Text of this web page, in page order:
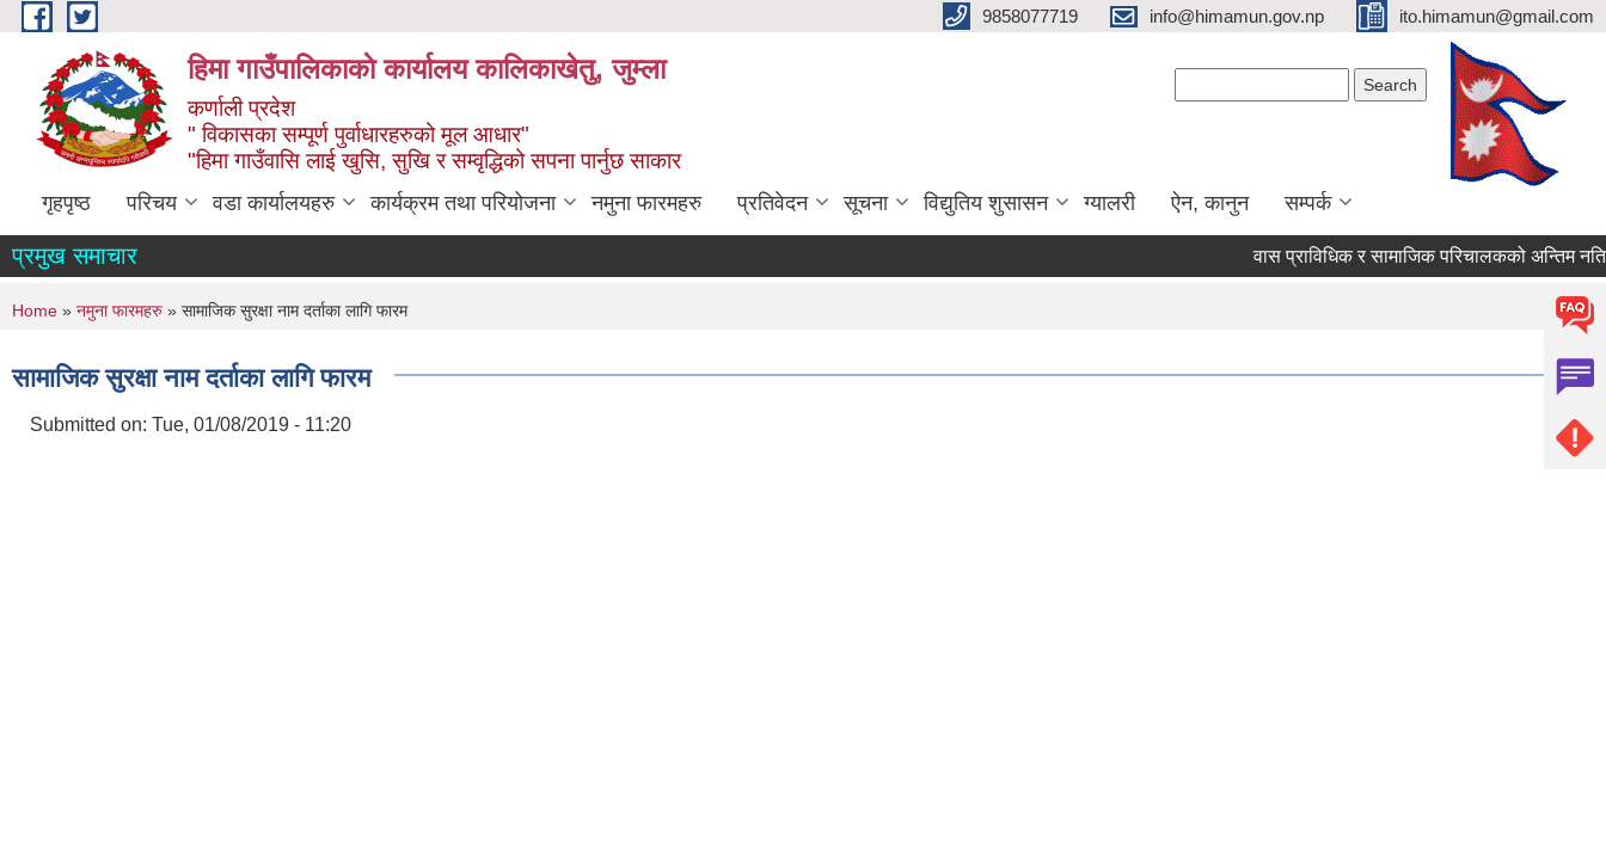
Skip to main content 9858077719 info@himamun.gov.np ito.himamun@gmail.com
हिमा गाउँपालिकाकाे कार्यालय कालिकाखेतु, जुम्ला
कर्णाली प्रदेश
" विकासका सम्पूर्ण पुर्वाधारहरुको मूल आधार"
"हिमा गाउँवासि लाई खुसि, सुखि र सम्वृद्धिको सपना पार्नुछ साकार
गृहपृष्ठ परिचय वडा कार्यालयहरु कार्यक्रम तथा परियोजना नमुना फारमहरु प्रतिवेदन सूचना विद्युतिय शुसासन ग्यालरी ऐन, कानुन सम्पर्क
प्रमुख समाचार वास प्राविधिक र सामाजिक परिचालकको अन्तिम
You are here
Home » नमुना फारमहरु » सामाजिक सुरक्षा नाम दर्ताका लागि फारम
सामाजिक सुरक्षा नाम दर्ताका लागि फारम
Submitted on: Tue, 01/08/2019 - 11:20